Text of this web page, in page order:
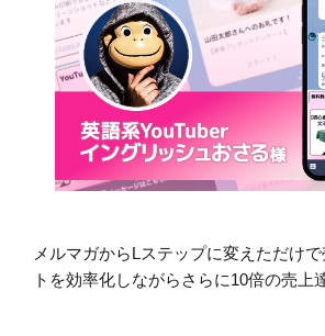
メルマガからLステップに変えただけ
トを効率化しながらさらに10倍の売上